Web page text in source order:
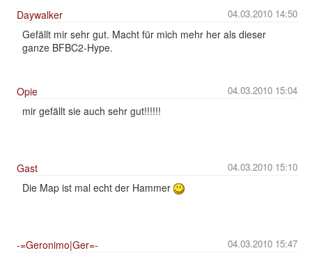
04.03.2010 14:50
Daywalker
Gefällt mir sehr gut. Macht für mich mehr her als dieser
ganze BFBC2-Hype.
04.03.2010 15:04
Opie
mir gefällt sie auch sehr gut!!!!!!
04.03.2010 15:10
Gast
Die Map ist mal echt der Hammer
04.03.2010 15:47
-=Geronimo|Ger=-